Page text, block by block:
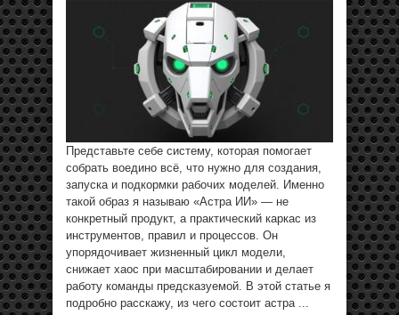
Представьте себе систему, которая помогает
собрать воедино всё, что нужно для создания,
запуска и подкормки рабочих моделей. Именно
такой образ я называю «Астра ИИ» — не
конкретный продукт, а практический каркас из
инструментов, правил и процессов. Он
упорядочивает жизненный цикл модели,
снижает хаос при масштабировании и делает
работу команды предсказуемой. В этой статье я
подробно расскажу, из чего состоит астра ...